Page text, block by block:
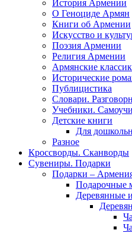
История Армении
О Геноциде Армян
Книги об Армении
Иcкусство и
Поэзия Армении
Религия Армении
Армянские
Исторические
Публицистика
Словари.
Учебники.
Детские книги
Для
Разное
Кроссворды. Сканворды
Сувениры. Подарки
Подарки –
Подарочные
Деревянные